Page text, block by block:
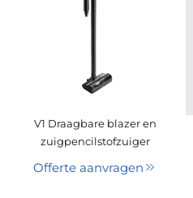
V1 Draagbare blazer en
zuigpencilstofzuiger
Offerte aanvragen